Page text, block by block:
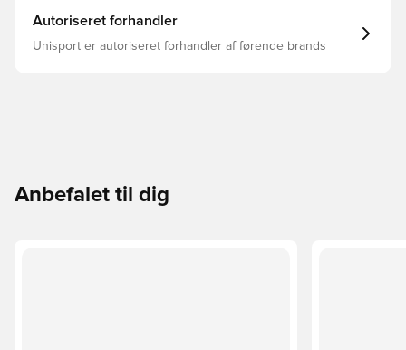
Autoriseret forhandler
Unisport er autoriseret forhandler af førende brands
Anbefalet til dig